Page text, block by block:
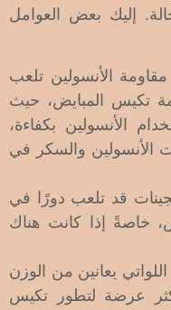
إليك بعض العوامل
الأنسولين تلعب
تكيس المبايض، حيث
الأنسولين بكفاءة،
الأنسولين والسكر في
قد تلعب دورًا في
خاصةً إذا كانت هناك
اللواتي يعانين من الوزن
عرضة لتطور تكيس